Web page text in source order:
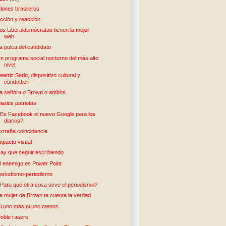
brasileros
y reacción
Liberaldemócratas tienen la mejor
web
La polca del candidato
programa social nocturno del más alto
nivel
Sarlo, dispositivo cultural y
condottieri
señora o Brown o ambos
patriotas
Facebook el nuevo Google para los
diarios?
coincidencia
visual
que seguir escribiendo
enemigo es Power Point
periodismo
qué otra cosa sirve el periodismo?
La mujer de Brown te cuenta la verdad
uno más ni uno menos
rasero